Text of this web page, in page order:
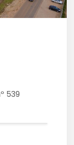
539